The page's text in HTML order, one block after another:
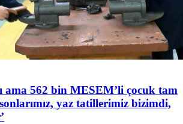
ama 562 bin MESEM’li çocuk tam
yaz tatillerimiz bizimdi,